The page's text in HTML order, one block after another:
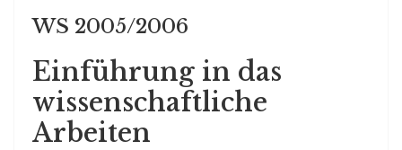
WS 2005/2006
Einführung in das
wissenschaftliche
Arbeiten